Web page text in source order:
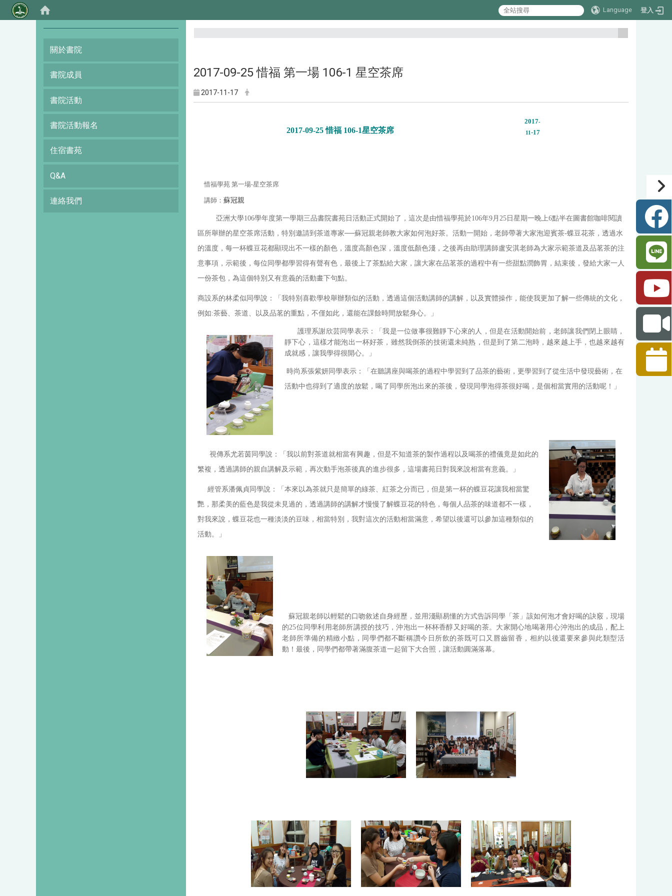
Language 登入
:::
關於書院
書院成員
書院活動
書院活動報名
住宿書苑
Q&A
連絡我們
2017-09-25 惜福 第一場 106-1 星空茶席
2017-11-17
2017-09-25 惜福 106-1星空茶席
2017-
11 -17
惜福學苑 第一場-星空茶席
講師 ： 蘇冠親
亞洲大學106學年度第一學期三品書院書苑日活動正式開始了，這次是由惜福學苑於106年9月25日星期一晚上6點半在圖書館咖啡閱讀
區所舉辦的星空茶席活動，特別邀請到茶道專家──蘇冠親老師教大家如何泡好茶。活動一開始，老師帶著大家泡迎賓茶-蝶豆花茶，透過水
的溫度，每一杯蝶豆花都顯現出不一樣的顏色，溫度高顏色深，溫度低顏色淺，之後再由助理講師盧安淇老師為大家示範茶道及品茗茶的注
意事項，示範後，每位同學都學習得有聲有色，最後上了茶點給大家，讓大家在品茗茶的過程中有一些甜點潤飾胃，結束後，發給大家一人
一份茶包，為這個特別又有意義的活動畫下句點。
商設系的林柔似同學說：「我特別喜歡學校舉辦類似的活動，透過這個活動講師的講解，以及實體操作，能使我更加了解一些傳統的文化，
例如:茶藝、茶道、以及品茗的重點，不僅如此，還能在課餘時間放鬆身心。」
護理系謝欣芸同學表示：「我是一位做事很難靜下心來的人，但是在活動開始前，老師讓我們閉上眼睛，
靜下心，這樣才能泡出一杯好茶，雖然我倒茶的技術還未純熟，但是到了第二泡時，越來越上手，也越來越有
成就感，讓我學得很開心。」
時尚系張紫妍同學表示：「在聽講座與喝茶的過程中學習到了品茶的藝術，更學習到了從生活中發現藝術，在
活動中也得到了適度的放鬆，喝了同學所泡出來的茶後，發現同學泡得茶很好喝，是個相當實用的活動呢！」
視傳系尤若茵同學說：「我以前對茶道就相當有興趣，但是不知道茶的製作過程以及喝茶的禮儀竟是如此的
繁複，透過講師的親自講解及示範，再次動手泡茶後真的進步很多，這場書苑日對我來說相當有意義。」
經管系潘佩貞同學說：「本來以為茶就只是簡單的綠茶、紅茶之分而已，但是第一杯的蝶豆花讓我相當驚
艷，那柔美的藍色是我從未見過的，透過講師的講解才慢慢了解蝶豆花的特色，每個人品茶的味道都不一樣，
對我來說，蝶豆花也一種淡淡的豆味，相當特別，我對這次的活動相當滿意，希望以後還可以參加這種類似的
活動。」
蘇冠親老師以輕鬆的口吻敘述自身經歷，並用淺顯易懂的方式告訴同學「茶」該如何泡才會好喝的訣竅，現場
的25位同學利用老師所講授的技巧，沖泡出一杯杯香醇又好喝的茶。大家開心地喝著用心沖泡出的成品，配上
老師所準備的精緻小點，同學們都不斷稱讚今日所飲的茶既可口又唇齒留香，相約以後還要來參與此類型活
動！最後，同學們都帶著滿腹茶道一起留下大合照，讓活動圓滿落幕。